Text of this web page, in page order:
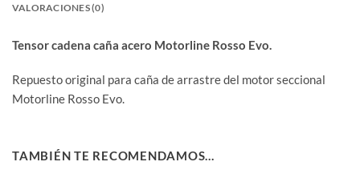
VALORACIONES (0)
Tensor cadena caña acero Motorline Rosso Evo.
Repuesto original para caña de arrastre del motor seccional
Motorline Rosso Evo.
TAMBIÉN TE RECOMENDAMOS…